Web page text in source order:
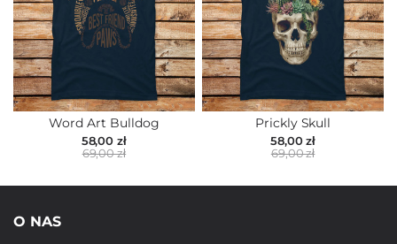
Word Art Bulldog
58,00 zł
69,00 zł
Prickly Skull
58,00 zł
69,00 zł
O NAS